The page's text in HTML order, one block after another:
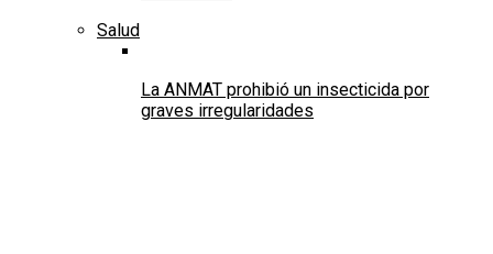
Salud
La ANMAT prohibió un insecticida por
graves irregularidades